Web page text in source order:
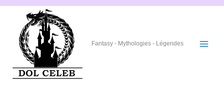
Aller
Fantasy - Mythologies - Légendes